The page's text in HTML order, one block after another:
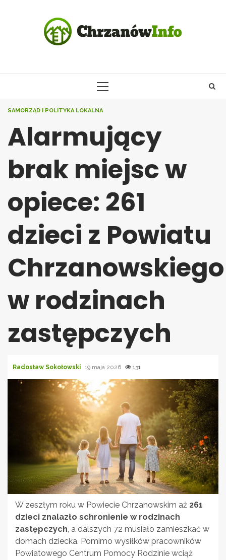
PRIMARY
SAMORZĄD I POLITYKA LOKALNA
Alarmujący
brak miejsc w
opiece: 261
dzieci z Powiatu
Chrzanowskiego
w rodzinach
zastępczych
Radosław Sokołowski 19 maja 2026 131
W zeszłym roku w Powiecie Chrzanowskim aż 261
dzieci znalazło schronienie w rodzinach
zastępczych, a dalszych 72 musiało zamieszkać w
domach dziecka. Pomimo wysiłków pracowników
Powiatowego Centrum Pomocy Rodzinie wciąż